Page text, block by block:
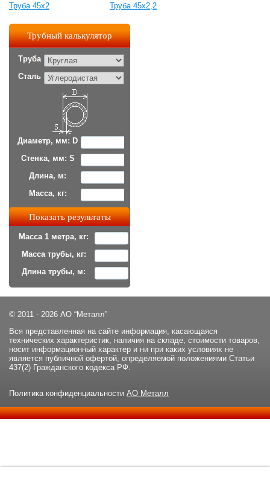
Труба 45x2 Труба 45x2,2
Трубный калькулятор
Труба
Сталь
Диаметр, мм: D
Стенка, мм: S
Длина, м:
Масса, кг:
Масса 1 метра, кг:
Масса трубы, кг:
Длина трубы, м:
© 2011 - 2026 АО “Металл”
Вся представленная на сайте информация, касающаяся
технических характеристик, наличия на складе, стоимости товаров,
носит информационный характер и ни при каких условиях не
является публичной офертой, определяемой положениями Статьи
437(2) Гражданского кодекса РФ.
Политика конфиденциальности АО Металл